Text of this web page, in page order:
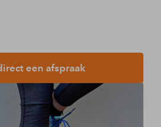
een afspraak